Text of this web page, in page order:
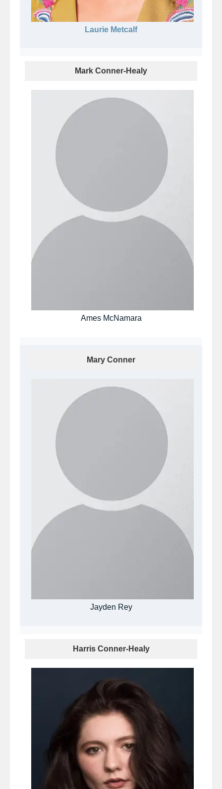
Laurie Metcalf
Mark Conner-Healy
Ames McNamara
Mary Conner
Jayden Rey
Harris Conner-Healy